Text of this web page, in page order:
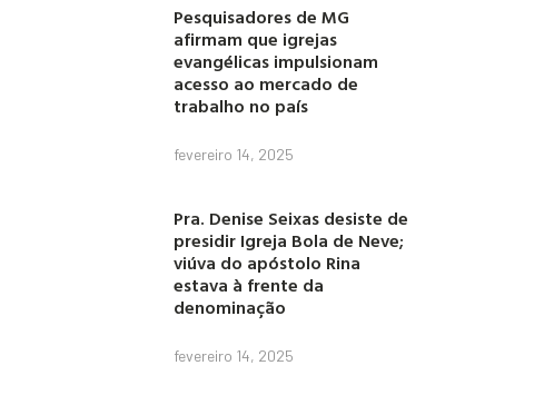
Pesquisadores de MG
afirmam que igrejas
evangélicas impulsionam
acesso ao mercado de
trabalho no país
fevereiro 14, 2025
Pra. Denise Seixas desiste de
presidir Igreja Bola de Neve;
viúva do apóstolo Rina
estava à frente da
denominação
fevereiro 14, 2025